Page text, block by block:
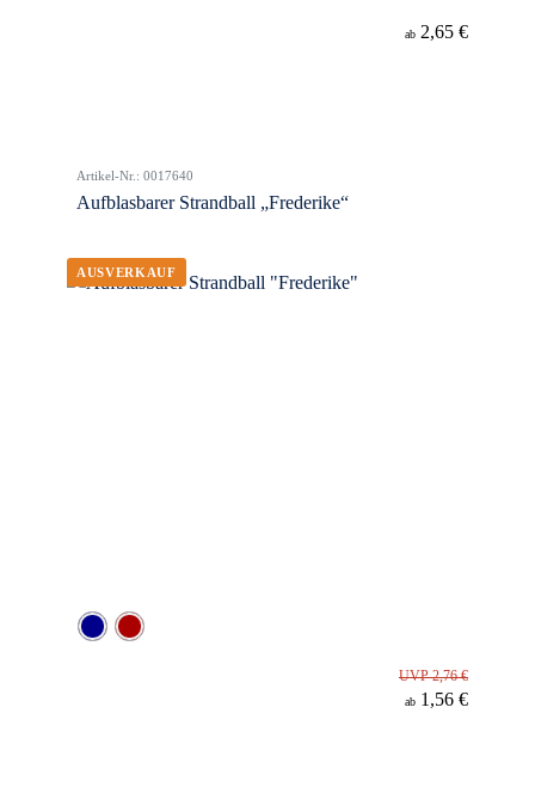
ab 2,65 €
Artikel-Nr.: 0017640
Aufblasbarer Strandball „Frederike“
UVP 2,76 €
ab 1,56 €